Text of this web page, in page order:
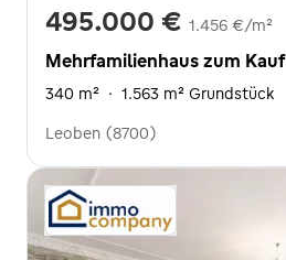
495.000 € 1.456 €/m²
Mehrfamilienhaus zum Kauf
340 m² · 1.563 m² Grundstück
Leoben (8700)